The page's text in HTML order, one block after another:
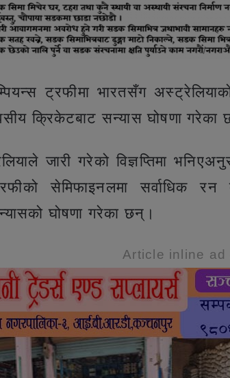
ट्रफीमा भारतसँग
क्रिकेटबाट सन्यास घोषणा गरेका
जारी गरेको विज्ञप्तिमा
सेमिफाइनलमा सर्वाधिक
घोषणा गरेका छन्।
Article inline ad